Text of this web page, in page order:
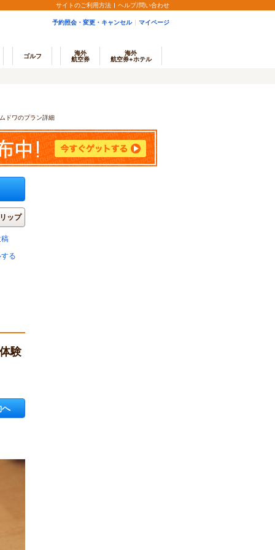
サイトのご利用方法 ヘルプ/問い合わせ
予約照会・変更・キャンセル マイページ
ゴルフ
海外
航空券
海外
航空券+ホテル
ドワのプラン詳細
ップ
る
験
へ